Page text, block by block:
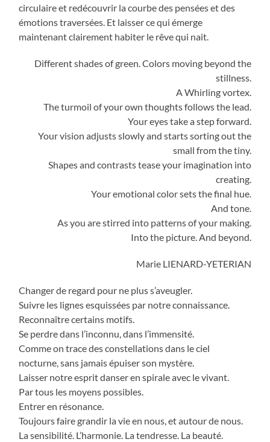
circulaire et redécouvrir la courbe des pensées et des
émotions traversées. Et laisser ce qui émerge
maintenant clairement habiter le rêve qui nait.
Different shades of green. Colors moving beyond the
stillness.
A Whirling vortex.
The turmoil of your own thoughts follows the lead.
Your eyes take a step forward.
Your vision adjusts slowly and starts sorting out the
small from the tiny.
Shapes and contrasts tease your imagination into
creating.
Your emotional color sets the final hue.
And tone.
As you are stirred into patterns of your making.
Into the picture. And beyond.
Marie LIENARD-YETERIAN
Changer de regard pour ne plus s’aveugler.
Suivre les lignes esquissées par notre connaissance.
Reconnaître certains motifs.
Se perdre dans l’inconnu, dans l’immensité.
Comme on trace des constellations dans le ciel
nocturne, sans jamais épuiser son mystère.
Laisser notre esprit danser en spirale avec le vivant.
Par tous les moyens possibles.
Entrer en résonance.
Toujours faire grandir la vie en nous, et autour de nous.
La sensibilité. L’harmonie. La tendresse. La beauté.